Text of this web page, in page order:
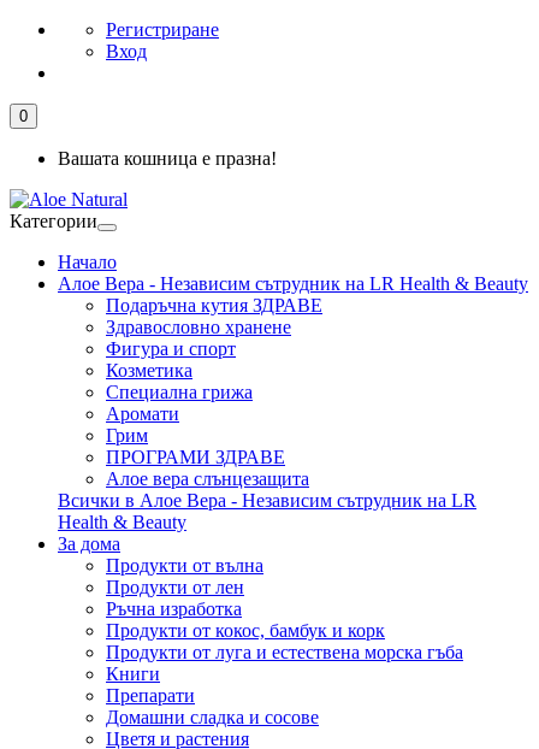
Регистриране
Вход
0
Вашата кошница е празна!
Категории
Начало
Алое Вера - Независим сътрудник на LR Health & Beauty
Подаръчна кутия ЗДРАВЕ
Здравословно хранене
Фигура и спорт
Козметика
Специална грижа
Аромати
Грим
ПРОГРАМИ ЗДРАВЕ
Алое вера слънцезащита
Всички в Алое Вера - Независим сътрудник на LR
Health & Beauty
За дома
Продукти от вълна
Продукти от лен
Ръчна изработка
Продукти от кокос, бамбук и корк
Продукти от луга и естествена морска гъба
Книги
Препарати
Домашни сладка и сосове
Цветя и растения